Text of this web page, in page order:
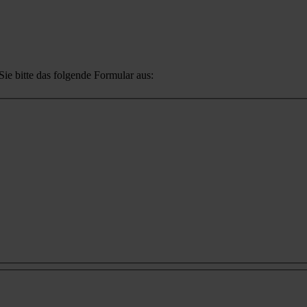
bitte das folgende Formular aus: